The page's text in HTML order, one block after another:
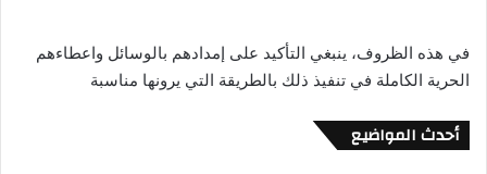
في هذه الظروف، ينبغي التأكيد على إمدادهم بالوسائل واعطاءهم
الحرية الكاملة في تنفيذ ذلك بالطريقة التي يرونها مناسبة
أحدث المواضيع